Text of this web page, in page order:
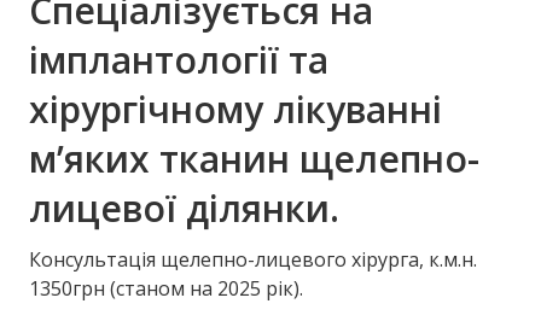
Спеціалізується на
імплантології та
хірургічному лікуванні
м’яких тканин щелепно-
лицевої ділянки.
Консультація щелепно-лицевого хірурга, к.м.н.
1350грн (станом на 2025 рік).